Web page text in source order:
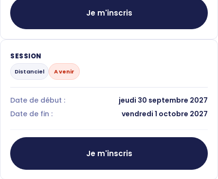
Je m'inscris
SESSION
Distanciel A venir
Date de début :
jeudi 30 septembre 2027
Date de fin :
vendredi 1 octobre 2027
Je m'inscris